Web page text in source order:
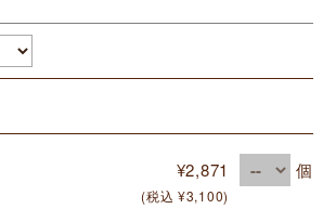
¥2,871
(税込 ¥3,100)
個